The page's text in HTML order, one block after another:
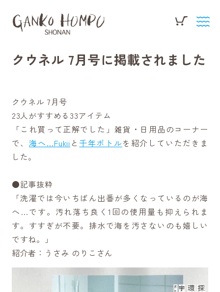
クウネル 7月号に掲載されました
クウネル 7月号
23人がすすめる33アイテム
「これ買って正解でした」雑貨・日用品のコーナー
で、海へ…Fukii と 千年ボトルを紹介していただきま
した。
●記事抜粋
「洗濯では今いちばん出番が多くなっているのが海
へ…です。汚れ落ち良く1回の使用量も抑えられま
す。すすぎが不要。排水で海を汚さないのも嬉しい
ですね。」
紹介者：うさみ のりこさん